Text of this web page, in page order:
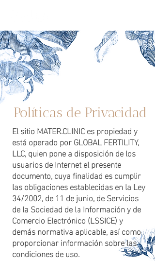
Políticas de Privacidad
El sitio MATER.CLINIC es propiedad y
está operado por GLOBAL FERTILITY,
LLC, quien pone a disposición de los
usuarios de Internet el presente
documento, cuya finalidad es cumplir
las obligaciones establecidas en la Ley
34/2002, de 11 de junio, de Servicios
de la Sociedad de la Información y de
Comercio Electrónico (LSSICE) y
demás normativa aplicable, así como
proporcionar información sobre las
condiciones de uso.